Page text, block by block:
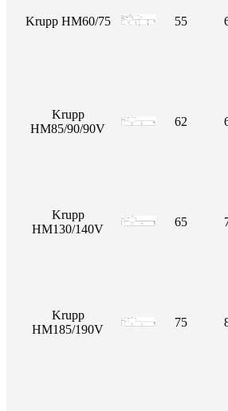
Krupp HM60/75 55
Krupp
HM85/90/90V
62
Krupp
HM130/140V
65
Krupp
HM185/190V
75